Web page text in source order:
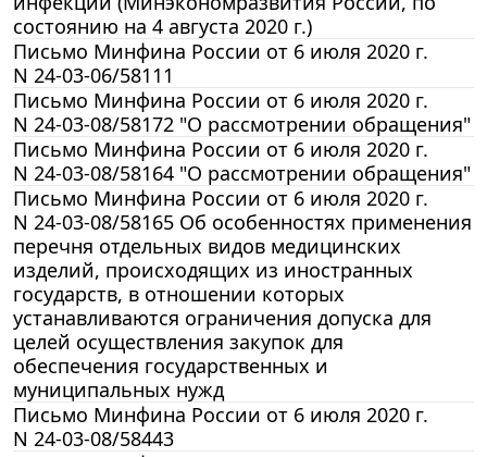
состоянию на 4 августа 2020 г.)
Письмо Минфина России от 6 июля 2020 г.
N 24-03-06/58111
Письмо Минфина России от 6 июля 2020 г.
N 24-03-08/58172 "О рассмотрении обращения"
Письмо Минфина России от 6 июля 2020 г.
N 24-03-08/58164 "О рассмотрении обращения"
Письмо Минфина России от 6 июля 2020 г.
N 24-03-08/58165 Об особенностях применения
перечня отдельных видов медицинских
изделий, происходящих из иностранных
государств, в отношении которых
устанавливаются ограничения допуска для
целей осуществления закупок для
обеспечения государственных и
муниципальных нужд
Письмо Минфина России от 6 июля 2020 г.
N 24-03-08/58443